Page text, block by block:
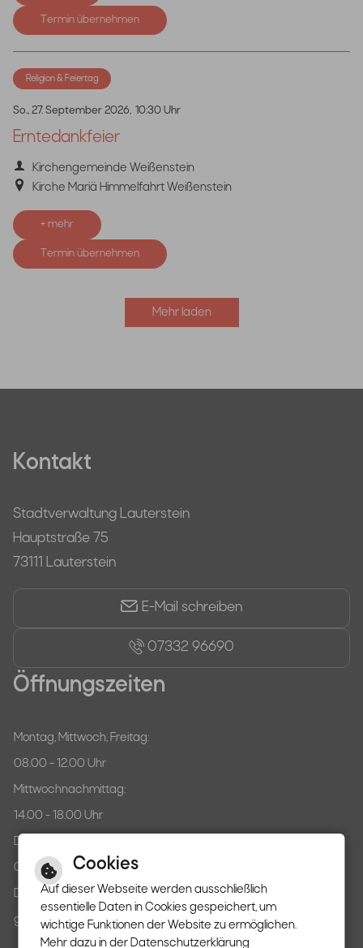
Termin übernehmen
So., 27. September 2026, 10:30 Uhr
Erntedankfeier
Kirchengemeinde Weißenstein
Kirche Mariä Himmelfahrt Weißenstein
+ mehr
Termin übernehmen
Religion & Feiertag
Mehr laden
Kontakt
Stadtverwaltung Lauterstein
Hauptstraße 75
73111 Lauterstein
E-Mail schreiben
07332 96690
Öffnungszeiten
Montag, Mittwoch, Freitag:
08.00 - 12.00 Uhr
Mittwochnachmittag:
14.00 - 18.00 Uhr
Donnerstag:
07.30 - 12.00 Uhr
Dienstag:
ganztägig geschlossen
Cookies
Auf dieser Webseite werden ausschließlich
essentielle Daten in Cookies gespeichert, um
wichtige Funktionen der Website zu ermöglichen.
Mehr dazu in der Datenschutzerklärung